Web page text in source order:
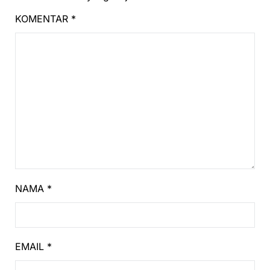
KOMENTAR *
NAMA *
EMAIL *